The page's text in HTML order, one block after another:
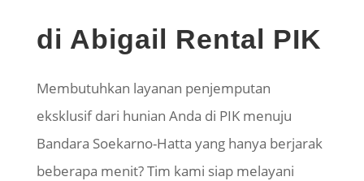
di Abigail Rental PIK
Membutuhkan layanan penjemputan
eksklusif dari hunian Anda di PIK menuju
Bandara Soekarno-Hatta yang hanya berjarak
beberapa menit? Tim kami siap melayani